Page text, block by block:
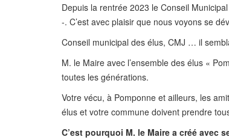
Depuis la rentrée 2023 le Conseil
-. C’est avec plaisir que nous voyons se
Conseil municipal des élus, CMJ … il
M. le Maire avec l’ensemble des élus «
toutes les générations.
Votre vécu, à Pomponne et ailleurs, les
élus et votre commune doivent prendre
C’est pourquoi M. le Maire a créé avec